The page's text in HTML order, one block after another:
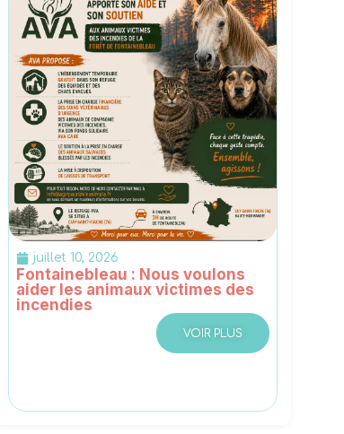
juillet 10, 2026
Fontainebleau : Nous voulons
aider les animaux victimes des
incendies
VOIR PLUS